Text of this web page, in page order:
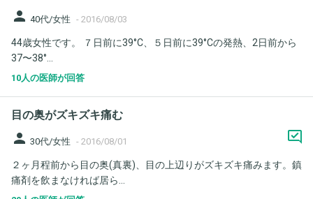
person 40代/女性 - 2016/08/03
44歳女性です。 ７日前に39°C、５日前に39°Cの発熱、2日前から
37〜38°...
10人の医師が回答
目の奥がズキズキ痛む
person 30代/女性 - 2016/08/01
２ヶ月程前から目の奥(真裏)、目の上辺りがズキズキ痛みます。鎮
痛剤を飲まなければ居ら...